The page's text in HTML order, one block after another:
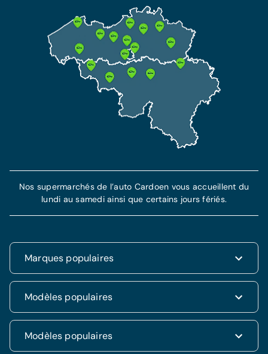
Marques populaires
Renault
Dacia
Volkswagen
Modèles populaires
Renault Clio
Modèles populaires
Nos supermarchés de l’auto Cardoen vous accueillent du
lundi au samedi ainsi que certains jours fériés.